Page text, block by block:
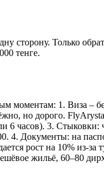
сторону. Только
тенге.
моментам: 1. Виза –
но дорого.
часов). 3. Стыковки:
4. Документы: на
рост на 10% из-за
жильё, 60–80